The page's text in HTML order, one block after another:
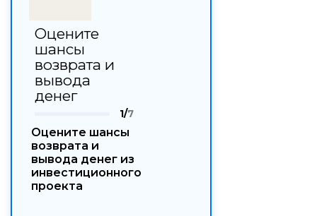
Оцените
шансы
возврата и
вывода
денег
1/7
Оцените шансы
возврата и
вывода денег из
инвестиционного
проекта